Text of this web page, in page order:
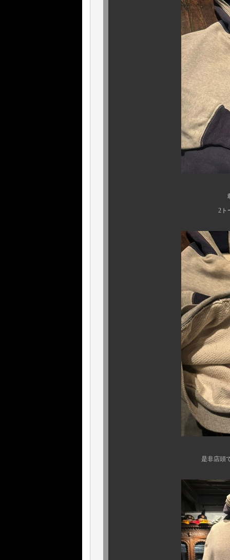
敢えての後付け
2トーンのダブル
是非店頭で現物をご覧